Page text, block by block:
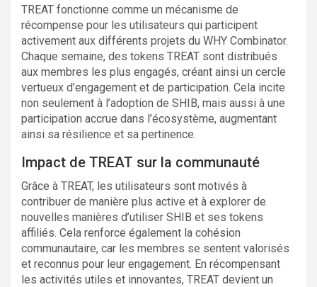
TREAT fonctionne comme un mécanisme de
récompense pour les utilisateurs qui participent
activement aux différents projets du WHY Combinator.
Chaque semaine, des tokens TREAT sont distribués
aux membres les plus engagés, créant ainsi un cercle
vertueux d’engagement et de participation. Cela incite
non seulement à l’adoption de SHIB, mais aussi à une
participation accrue dans l’écosystème, augmentant
ainsi sa résilience et sa pertinence.
Impact de TREAT sur la communauté
Grâce à TREAT, les utilisateurs sont motivés à
contribuer de manière plus active et à explorer de
nouvelles manières d’utiliser SHIB et ses tokens
affiliés. Cela renforce également la cohésion
communautaire, car les membres se sentent valorisés
et reconnus pour leur engagement. En récompensant
les activités utiles et innovantes, TREAT devient un